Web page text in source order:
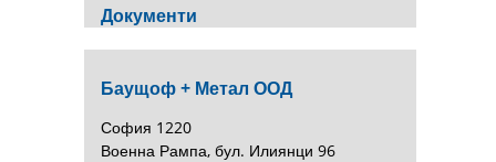
Документи
Баущоф + Метал ООД
София 1220
Военна Рампа, бул. Илиянци 96